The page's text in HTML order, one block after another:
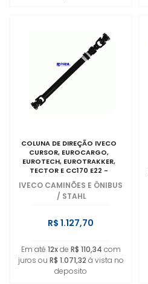
COLUNA DE DIREÇÃO IVECO
CURSOR, EUROCARGO,
EUROTECH, EUROTRAKKER,
TECTOR E CC170 E22 -
5801288375
IVECO CAMINÕES E ÔNIBUS
/ STAHL
R$ 1.127,70
Em até 12xde R$ 110,34 com
juros ou R$ 1.071,32 à vista no
deposito